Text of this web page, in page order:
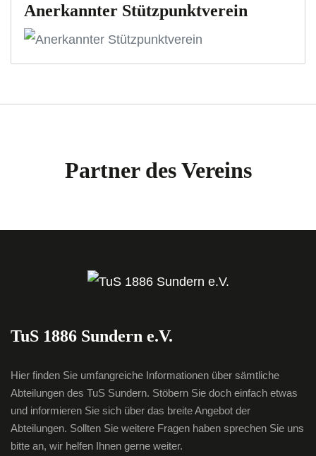
Anerkannter Stützpunktverein
Partner des Vereins
TuS 1886 Sundern e.V.
Hier finden Sie umfangreiche Informationen über sämtliche
Abteilungen des TuS Sundern. Stöbern Sie doch einfach etwas
und informieren Sie sich über das breite Angebot der
Abteilungen. Sollten Sie weitere Fragen haben sprechen Sie uns
bitte an, wir helfen Ihnen gerne weiter.